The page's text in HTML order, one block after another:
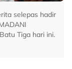
selepas hadir
Tiga hari ini.